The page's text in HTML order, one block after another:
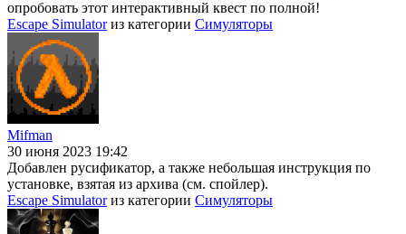
опробовать этот интерактивный квест по полной!
Escape Simulatorиз категории Симуляторы
Mifman
30 июня 2023 19:42
Добавлен русификатор, а также небольшая инструкция по
установке, взятая из архива (см. спойлер).
Escape Simulatorиз категории Симуляторы